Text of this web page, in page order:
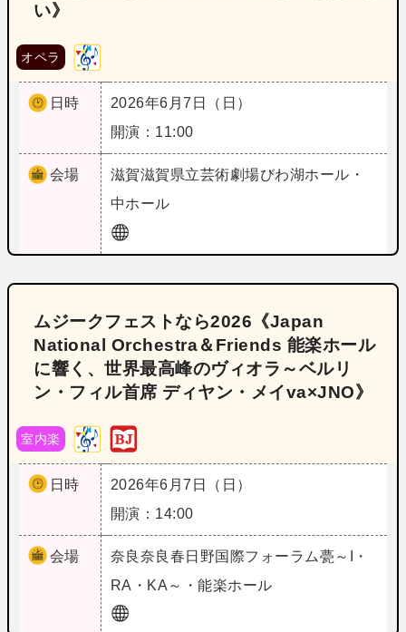
い》
オペラ
日時
2026年6月7日（日）
開演：11:00
会場 滋賀滋賀県立芸術劇場びわ湖ホール・
中ホール
ムジークフェストなら2026《Japan
National Orchestra＆Friends 能楽ホール
に響く、世界最高峰のヴィオラ～ベルリ
ン・フィル首席 ディヤン・メイva×JNO》
室内楽
日時
2026年6月7日（日）
開演：14:00
会場 奈良 奈良春日野国際フォーラム甍～I・
RA・KA～・能楽ホール